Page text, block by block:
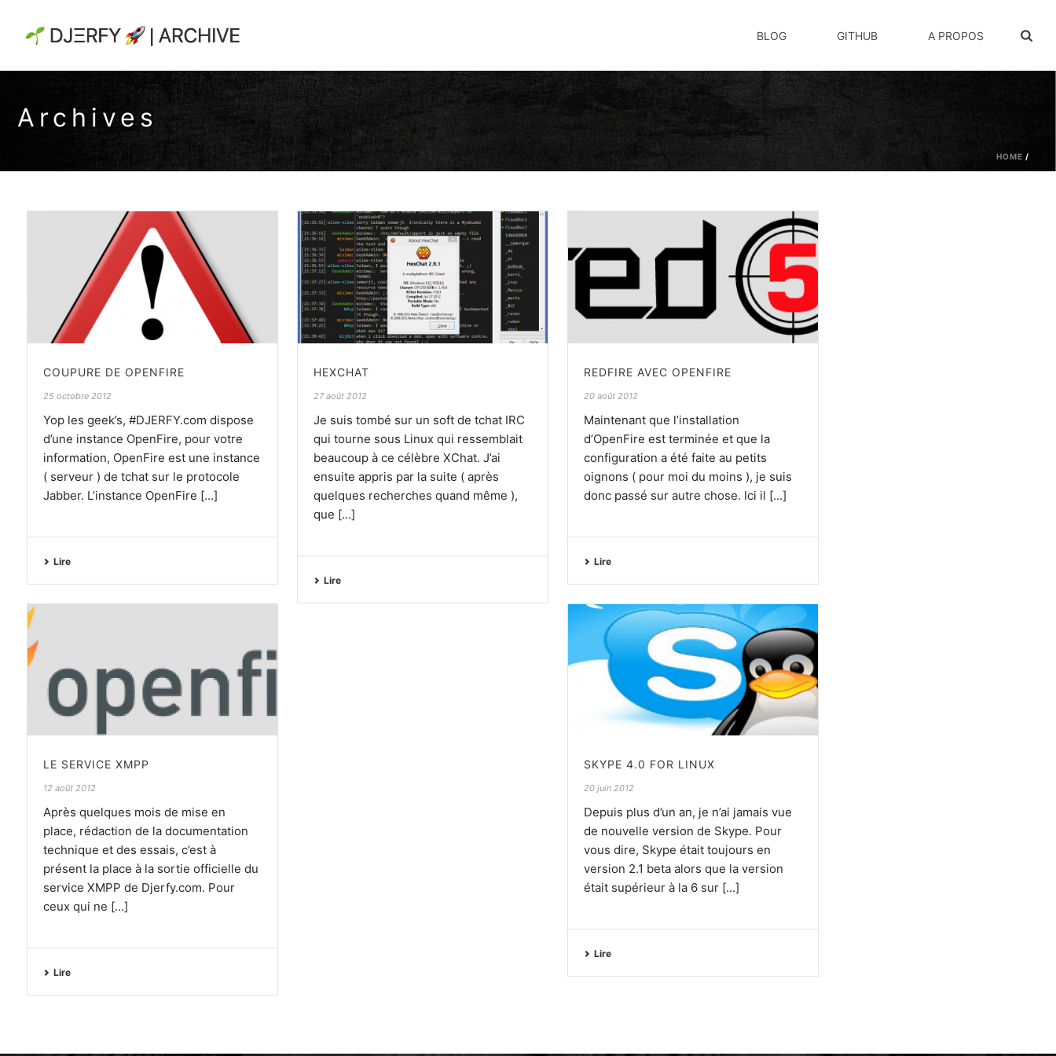
BLOG GITHUB A PROPOS
Archives
HOME /
COUPURE DE OPENFIRE
25 octobre 2012
Yop les geek’s, #DJERFY.com dispose
d’une instance OpenFire, pour votre
information, OpenFire est une instance
( serveur ) de tchat sur le protocole
Jabber. L’instance OpenFire [...]
Lire
HEXCHAT
27 août 2012
Je suis tombé sur un soft de tchat IRC
qui tourne sous Linux qui ressemblait
beaucoup à ce célèbre XChat. J’ai
ensuite appris par la suite ( après
quelques recherches quand même ),
que [...]
Lire
REDFIRE AVEC OPENFIRE
20 août 2012
Maintenant que l’installation
d’OpenFire est terminée et que la
configuration a été faite au petits
oignons ( pour moi du moins ), je suis
donc passé sur autre chose. Ici il [...]
Lire
LE SERVICE XMPP
12 août 2012
Après quelques mois de mise en
place, rédaction de la documentation
technique et des essais, c’est à
présent la place à la sortie officielle du
service XMPP de Djerfy.com. Pour
ceux qui ne [...]
Lire
SKYPE 4.0 FOR LINUX
20 juin 2012
Depuis plus d’un an, je n’ai jamais vue
de nouvelle version de Skype. Pour
vous dire, Skype était toujours en
version 2.1 beta alors que la version
était supérieur à la 6 sur [...]
Lire